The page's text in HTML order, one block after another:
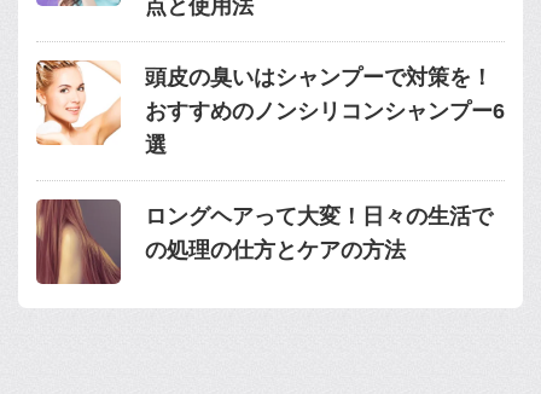
点と使用法
頭皮の臭いはシャンプーで対策を！
おすすめのノンシリコンシャンプー6
選
ロングヘアって大変！日々の生活で
の処理の仕方とケアの方法